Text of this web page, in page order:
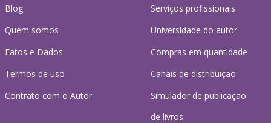
Blog
Quem somos
Fatos e Dados
Termos de uso
Contrato com o Autor
Serviços profissionais
Universidade do autor
Compras em quantidade
Canais de distribuição
Simulador de publicação
de livros